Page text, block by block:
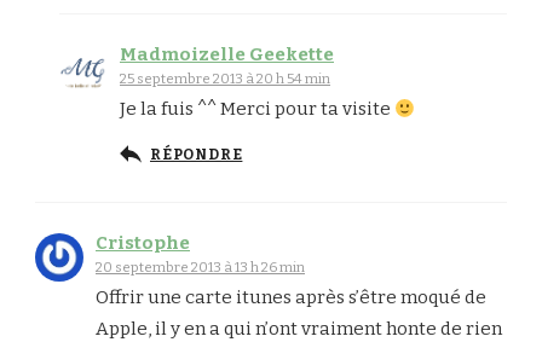
Madmoizelle Geekette
25 septembre 2013 à 20 h 54 min
Je la fuis ^^ Merci pour ta visite
RÉPONDRE
Cristophe
20 septembre 2013 à 13 h 26 min
Offrir une carte itunes après s’être moqué de
Apple, il y en a qui n’ont vraiment honte de rien